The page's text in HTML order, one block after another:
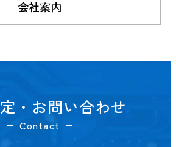
会社案内
・お問い合わせ
Contact